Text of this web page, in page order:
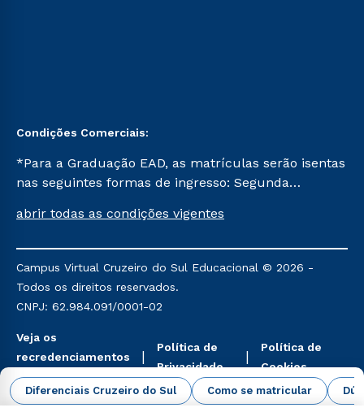
Diferenciais Cruzeiro do Sul Como se matricular
Condições Comerciais:
*Para a Graduação EAD, as matrículas serão isentas
nas seguintes formas de ingresso: Segunda
Já para as demais, a taxa de matrícula será de R$
mencionadas são referentes aos cursos: Ensino
Religioso, Geografia para a Docência e Metodologia
do Ensino de História: Questões Atuais.
abrir todas as condições vigentes
Campus Virtual Cruzeiro do Sul Educacional © 2026 -
Todos os direitos reservados.
CNPJ: 62.984.091/0001-02
Veja os
recredenciamentos
aqui
Política de
Privacidade
Política de
Cookies